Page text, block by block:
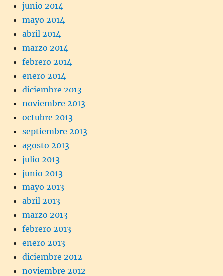
junio 2014
mayo 2014
abril 2014
marzo 2014
febrero 2014
enero 2014
diciembre 2013
noviembre 2013
octubre 2013
septiembre 2013
agosto 2013
julio 2013
junio 2013
mayo 2013
abril 2013
marzo 2013
febrero 2013
enero 2013
diciembre 2012
noviembre 2012